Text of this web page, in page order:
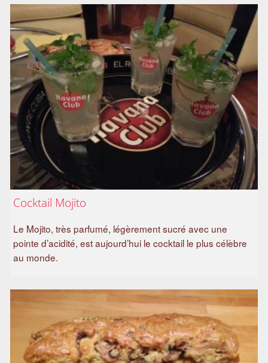
Cocktail Mojito
Le Mojito, très parfumé, légèrement sucré avec une
pointe d’acidité, est aujourd’hui le cocktail le plus célèbre
au monde.